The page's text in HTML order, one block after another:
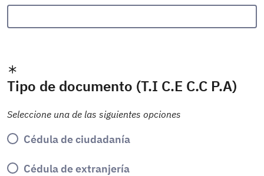
Tipo de documento (T.I C.E C.C P.A)
Seleccione una de las siguientes opciones
Cédula de ciudadanía
Cédula de extranjería